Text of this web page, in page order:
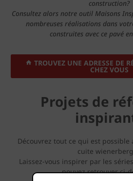
construction?
Consultez alors notre outil Maisons
nombreuses réalisations dans
construites avec ce pavé
TROUVEZ UNE ADRESSE DE
CHEZ VOUS
Projets de
Découvrez tout ce qui est possible
cuite
Laissez-vous inspirer par les
pouvez retrouver ci-